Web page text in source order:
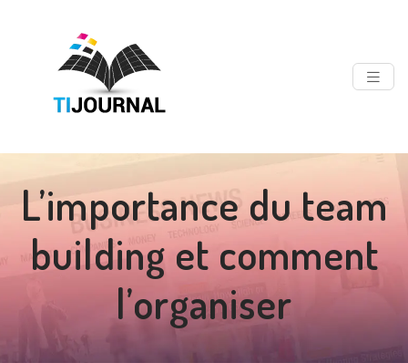
L’importance du team
building et comment
l’organiser